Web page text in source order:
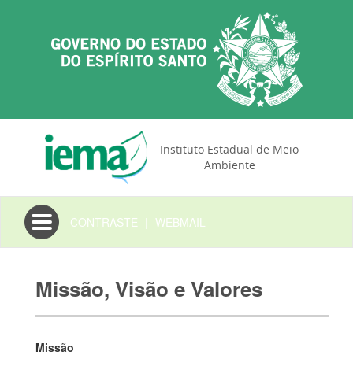
Instituto Estadual de Meio
Ambiente
Toggle
navigation
CONTRASTE | WEBMAIL
Missão, Visão e Valores
Missão